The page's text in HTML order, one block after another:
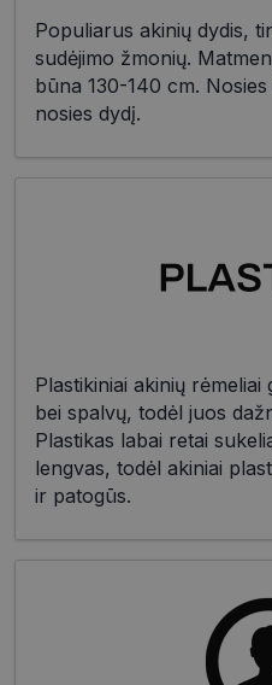
Populiarus akinių dydis,
sudėjimo žmonių.
būna 130-140 cm.
nosies dydį.
Plastikiniai akinių
bei spalvų, todėl juos
Plastikas labai retai
lengvas, todėl akiniai
ir patogūs.